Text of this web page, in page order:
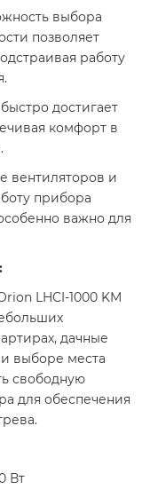
выбора
позволяет
работу
достигает
комфорт в
вентиляторов и
прибора
важно для
LHCI-1000 KM
дачные
выборе места
свободную
для обеспечения
Вт​